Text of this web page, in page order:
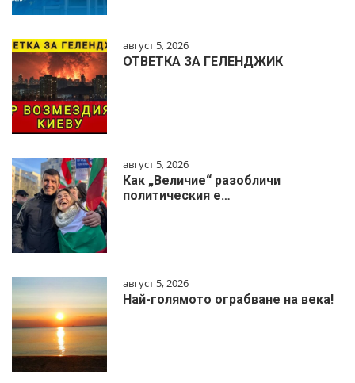
август 5, 2026
ОТВЕТКА ЗА ГЕЛЕНДЖИК
август 5, 2026
Как „Величие“ разобличи
политическия е…
август 5, 2026
Най-голямото ограбване на века!